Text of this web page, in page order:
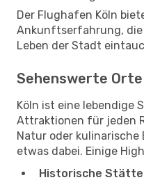
Der Flughafen Köln
Ankunftserfahrung, die
Leben der Stadt
Sehenswerte Orte
Köln ist eine lebendige
Attraktionen für jeden
Natur oder kulinarische
etwas dabei. Einige
Historische